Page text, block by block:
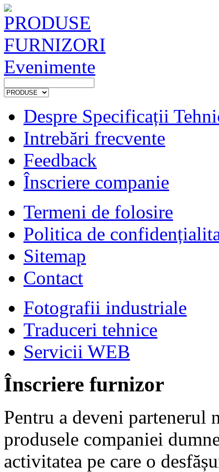
PRODUSE
FURNIZORI
Evenimente
Despre Specificații
Intrebări frecvente
Feedback
Înscriere companie
Termeni de folosire
Politica de
Sitemap
Contact
Fotografii industriale
Traduceri tehnice
Servicii WEB
Înscriere furnizor
Pentru a deveni partenerul
produsele companiei
activitatea pe care o